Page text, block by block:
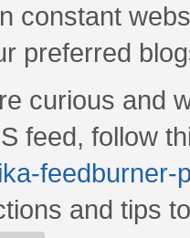
constant
preferred
curious and
feed, follow
feedburner-
and tips